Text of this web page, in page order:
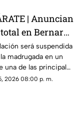
| Anuncian
en Bernardo
este será el
será suspendida
madrugada en un
una de las principales
de Querétaro.
2026 08:00 p. m.